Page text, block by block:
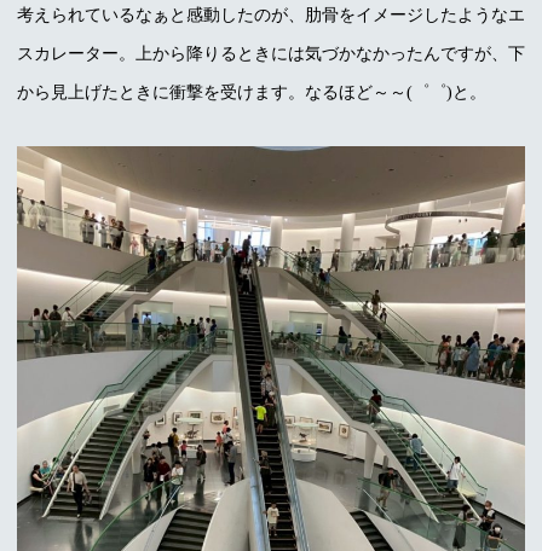
考えられているなぁと感動したのが、肋骨をイメージしたようなエ
スカレーター。上から降りるときには気づかなかったんですが、下
から見上げたときに衝撃を受けます。なるほど～～(゜゜)と。